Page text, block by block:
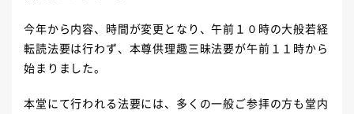
今年から内容、時間が変更となり、午前１０時の大般若経
転読法要は行わず、本尊供理趣三昧法要が午前１１時から
始まりました。
本堂にて行われる法要には、多くの一般ご参拝の方も堂内